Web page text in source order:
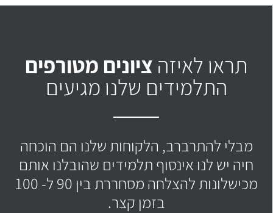
תראו לאיזה ציונים מטורפים
התלמידים שלנו מגיעים
מבלי להתרברב, הלקוחות שלנו הם הוכחה
חיה יש לנו אינסוף תלמידים שהובלנו אותם
מכישלונות להצלחה מסחררת בין 90 ל- 100
בזמן קצר.